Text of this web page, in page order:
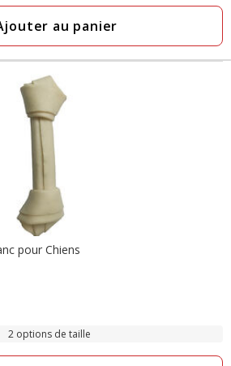
au panier
pour Chiens
2 options de taille